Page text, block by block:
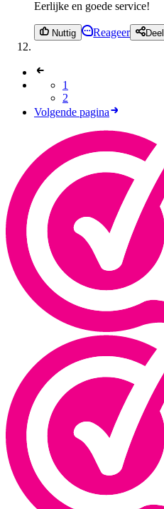
Eerlijke en goede service!
Nuttig Reageer Deel
1
2
Volgende pagina